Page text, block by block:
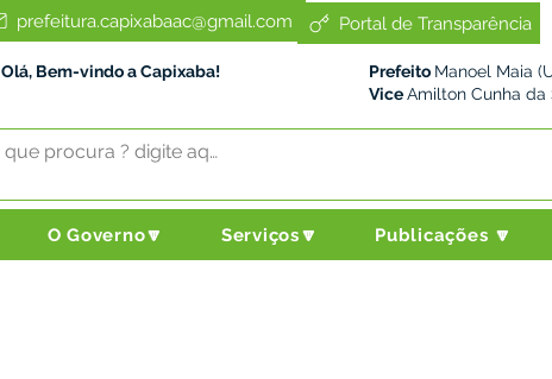
Portal de Transparência
prefeitura.capixabaac@gmail.com
Olá, Bem-vindo a Capixaba! Prefeito Manoel Maia
ViceAmilton Cunha da
O Governo🔽 Serviços🔽 Publicações 🔽